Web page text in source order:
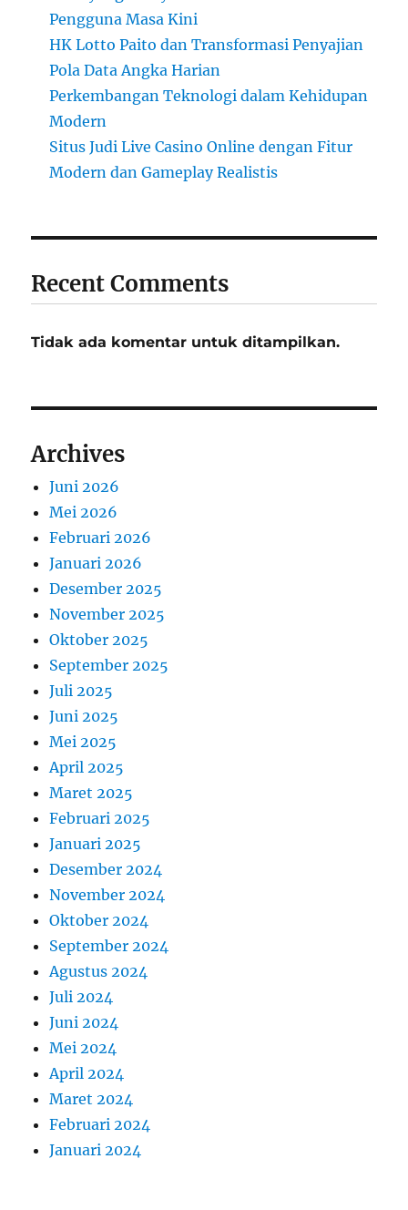
Pengguna Masa Kini
HK Lotto Paito dan Transformasi Penyajian
Pola Data Angka Harian
Perkembangan Teknologi dalam Kehidupan
Modern
Situs Judi Live Casino Online dengan Fitur
Modern dan Gameplay Realistis
Recent Comments
Tidak ada komentar untuk ditampilkan.
Archives
Juni 2026
Mei 2026
Februari 2026
Januari 2026
Desember 2025
November 2025
Oktober 2025
September 2025
Juli 2025
Juni 2025
Mei 2025
April 2025
Maret 2025
Februari 2025
Januari 2025
Desember 2024
November 2024
Oktober 2024
September 2024
Agustus 2024
Juli 2024
Juni 2024
Mei 2024
April 2024
Maret 2024
Februari 2024
Januari 2024